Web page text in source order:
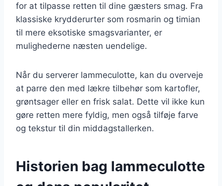
for at tilpasse retten til dine gæsters smag. Fra
klassiske krydderurter som rosmarin og timian
til mere eksotiske smagsvarianter, er
mulighederne næsten uendelige.
Når du serverer lammeculotte, kan du overveje
at parre den med lækre tilbehør som kartofler,
grøntsager eller en frisk salat. Dette vil ikke kun
gøre retten mere fyldig, men også tilføje farve
og tekstur til din middagstallerken.
Historien bag lammeculotte